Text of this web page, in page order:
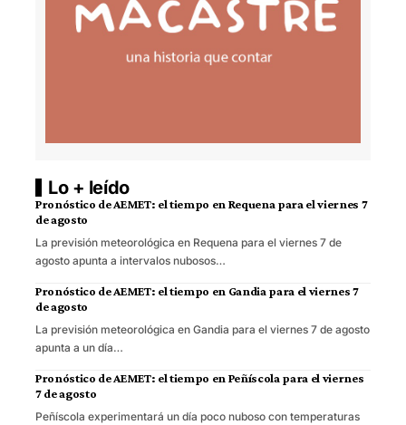
Lo + leído
Pronóstico de AEMET: el tiempo en Requena para el viernes 7
de agosto
La previsión meteorológica en Requena para el viernes 7 de
agosto apunta a intervalos nubosos…
Pronóstico de AEMET: el tiempo en Gandia para el viernes 7
de agosto
La previsión meteorológica en Gandia para el viernes 7 de agosto
apunta a un día…
Pronóstico de AEMET: el tiempo en Peñíscola para el viernes
7 de agosto
Peñíscola experimentará un día poco nuboso con temperaturas